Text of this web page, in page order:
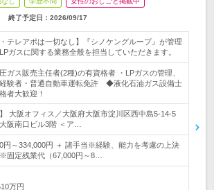
終了予定日： 2026/09/17
・テレアポは一切なし】『シノケングループ』が管理
ガスに関する業務全般を担当していただきます。
圧ガス販売主任者(2種)の有資格者 ・LPガスの管理、
験者・普通自動車運転免許 ◆液化石油ガス設備士
者大歓迎！
】 大阪オフィス／大阪府大阪市淀川区西中島5-14-5
阪南口ビル3階 ＜ア…
円～334,000円 ＋ 諸手当※経験、能力を考慮の上決
固定残業代（67,000円～8…
万円